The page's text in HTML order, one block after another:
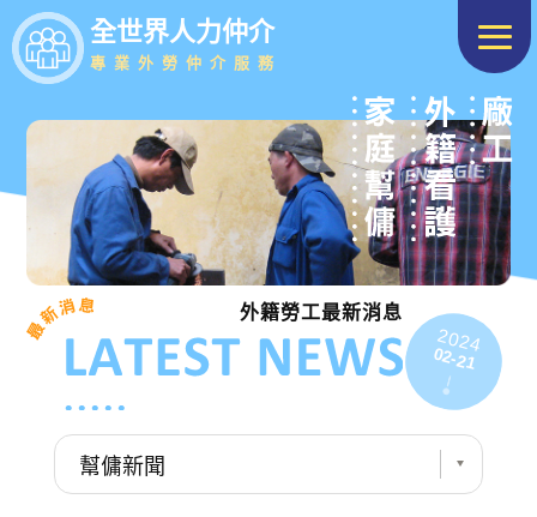
全世界人力仲介
專業外勞仲介服務
外籍勞工最新消息
2024
02-21